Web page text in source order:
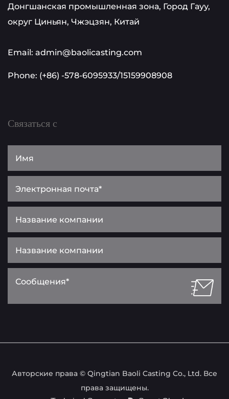
Донгшанская промышленная зона, Город Гауу,
округ Циньян, Чжэцзян, Китай
Email: admin@baolicasting.com
Phone: (+86) -578-6095933/15159908908
Связаться с
Авторские права © Qingtian Baoli Casting Co., Ltd. Все
права защищены.